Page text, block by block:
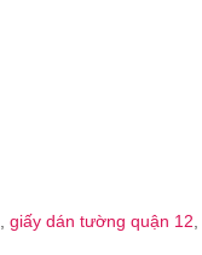
giấy dán tường quận 12